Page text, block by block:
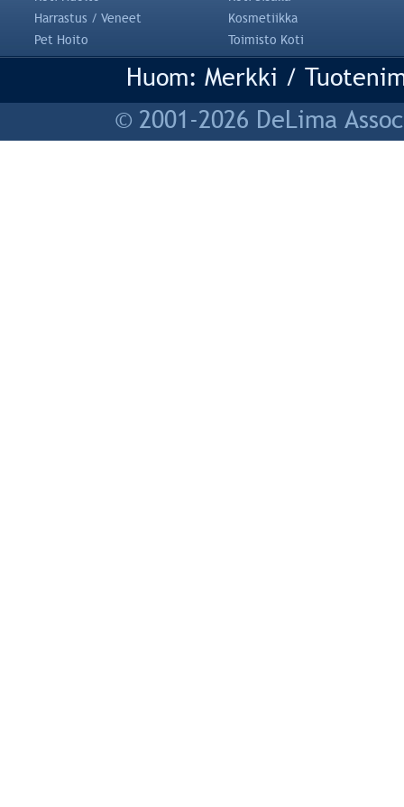
Harrastus / Veneet
Kosmetiikka
Pet Hoito
Toimisto Koti
Huom: Merkki /
© 2001-2026 DeLima